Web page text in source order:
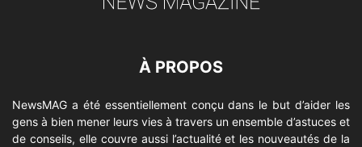
À PROPOS
NewsMAG a été essentiellement conçu dans le but d’aider les
gens à bien mener leurs vies à travers un ensemble d’astuces et
de conseils, elle couvre aussi l’actualité et les nouveautés de la